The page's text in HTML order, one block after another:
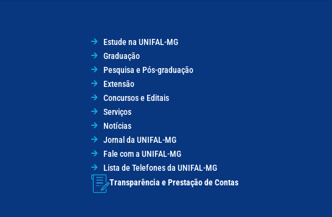
Estude na UNIFAL-MG
Graduação
Pesquisa e Pós-graduação
Extensão
Concursos e Editais
Serviços
Notícias
Jornal da UNIFAL-MG
Fale com a UNIFAL-MG
Lista de Telefones da UNIFAL-MG
Transparência e Prestação de Contas